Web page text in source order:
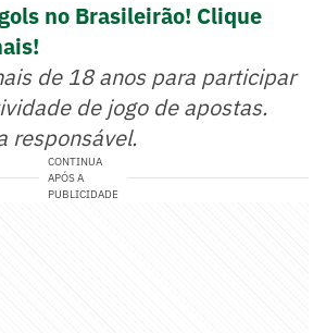
no Brasileirão! Clique
de 18 anos para participar
de jogo de apostas.
responsável.
CONTINUA
APÓS A
PUBLICIDADE